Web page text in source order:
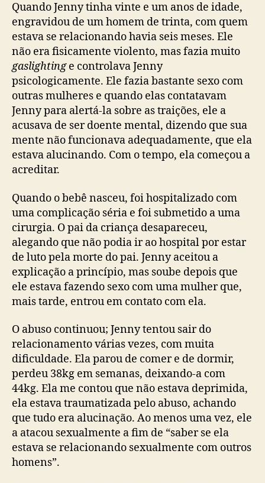
Quando Jenny tinha vinte e um anos de idade,
engravidou de um homem de trinta, com quem
estava se relacionando havia seis meses. Ele
não era fisicamente violento, mas fazia muito
gaslightinge controlava Jenny
psicologicamente. Ele fazia bastante sexo com
outras mulheres e quando elas contatavam
Jenny para alertá-la sobre as traições, ele a
acusava de ser doente mental, dizendo que sua
mente não funcionava adequadamente, que ela
estava alucinando. Com o tempo, ela começou a
acreditar.
Quando o bebê nasceu, foi hospitalizado com
uma complicação séria e foi submetido a uma
cirurgia. O pai da criança desapareceu,
alegando que não podia ir ao hospital por estar
de luto pela morte do pai. Jenny aceitou a
explicação a princípio, mas soube depois que
ele estava fazendo sexo com uma mulher que,
mais tarde, entrou em contato com ela.
O abuso continuou; Jenny tentou sair do
relacionamento várias vezes, com muita
dificuldade. Ela parou de comer e de dormir,
perdeu 38kg em semanas, deixando-a com
44kg. Ela me contou que não estava deprimida,
ela estava traumatizada pelo abuso, achando
que tudo era alucinação. Ao menos uma vez, ele
a atacou sexualmente a fim de “saber se ela
estava se relacionando sexualmente com outros
homens”.